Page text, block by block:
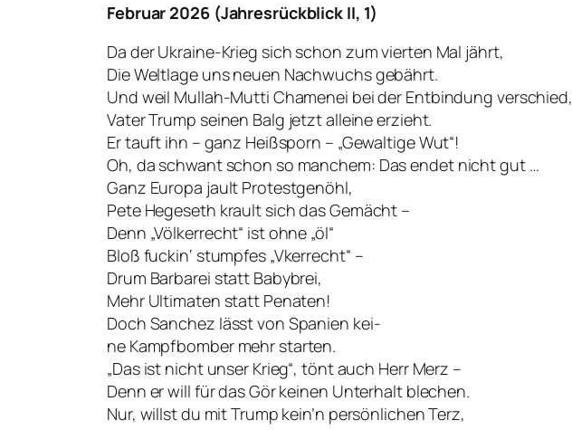
Februar 2026 (Jahresrückblick II, 1)
Da der Ukraine-Krieg sich schon zum vierten Mal jährt,
Die Weltlage uns neuen Nachwuchs gebährt.
Und weil Mullah-Mutti Chamenei bei der Entbindung verschied,
Vater Trump seinen Balg jetzt alleine erzieht.
Er tauft ihn – ganz Heißsporn – „Gewaltige Wut“!
Oh, da schwant schon so manchem: Das endet nicht gut …
Ganz Europa jault Protestgenöhl,
Pete Hegeseth krault sich das Gemächt –
Denn „Völkerrecht“ ist ohne „öl“
Bloß fuckin‘ stumpfes „Vkerrecht“ –
Drum Barbarei statt Babybrei,
Mehr Ultimaten statt Penaten!
Doch Sanchez lässt von Spanien kei-
ne Kampfbomber mehr starten.
„Das ist nicht unser Krieg“, tönt auch Herr Merz –
Denn er will für das Gör keinen Unterhalt blechen.
Nur, willst du mit Trump kein’n persönlichen Terz,